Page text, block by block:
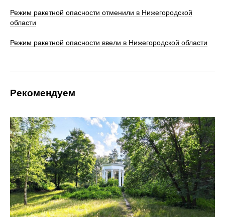
Режим ракетной опасности отменили в Нижегородской
области
Режим ракетной опасности ввели в Нижегородской области
Рекомендуем